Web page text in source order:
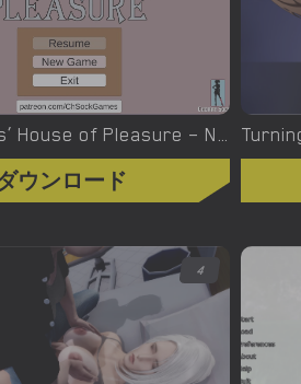
Uncle Vulvius’ House of Pleasure – New Version 0.14.1 [CherrySock]
ウンロード
4